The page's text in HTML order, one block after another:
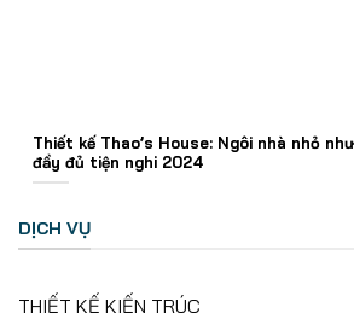
Thiết kế Thao’s House: Ngôi nhà nhỏ
đầy đủ tiện nghi 2024
DỊCH VỤ
THIẾT KẾ KIẾN TRÚC